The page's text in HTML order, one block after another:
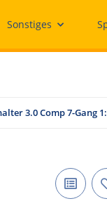
Sonstiges
3.0 Comp 7-Gang